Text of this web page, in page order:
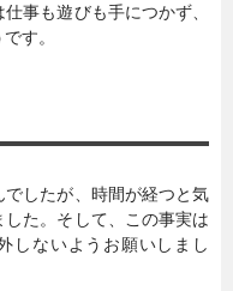
事も遊びも手につかず、
す。
したが、時間が経つと気
た。そして、この事実は
しないようお願いしまし